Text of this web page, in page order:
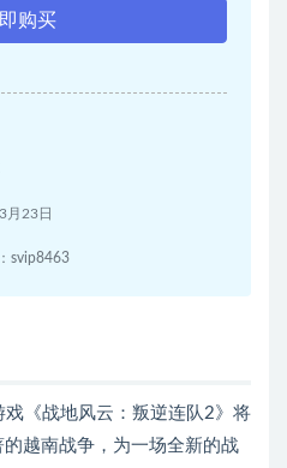
购买
月23日
svip8463
戏《战地风云：叛逆连队2》将
越南战争，为一场全新的战